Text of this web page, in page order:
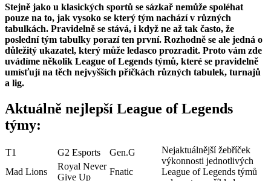
Stejně jako u klasických sportů se sázkař nemůže spoléhat
pouze na to, jak vysoko se který tým nachází v různých
tabulkách. Pravidelně se stává, i když ne až tak často, že
poslední tým tabulky porazí ten první. Rozhodně se ale jedná o
důležitý ukazatel, který může ledasco prozradit. Proto vám zde
uvádíme několik League of Legends týmů, které se pravidelně
umísťují na těch nejvyšších příčkách různých tabulek, turnajů
a lig.
Aktuálně nejlepší League of Legends
týmy:
T1 G2 Esports
Gen.G
Mad Lions
Royal Never
Give Up
Fnatic
Nejaktuálnější žebříček
výkonnosti jednotlivých
League of Legends týmů